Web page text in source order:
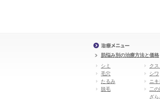
肌悩み別の治療方法と価格
シミ
クス
毛穴
シワ
たるみ
ニキ
脱毛
二の
ざ